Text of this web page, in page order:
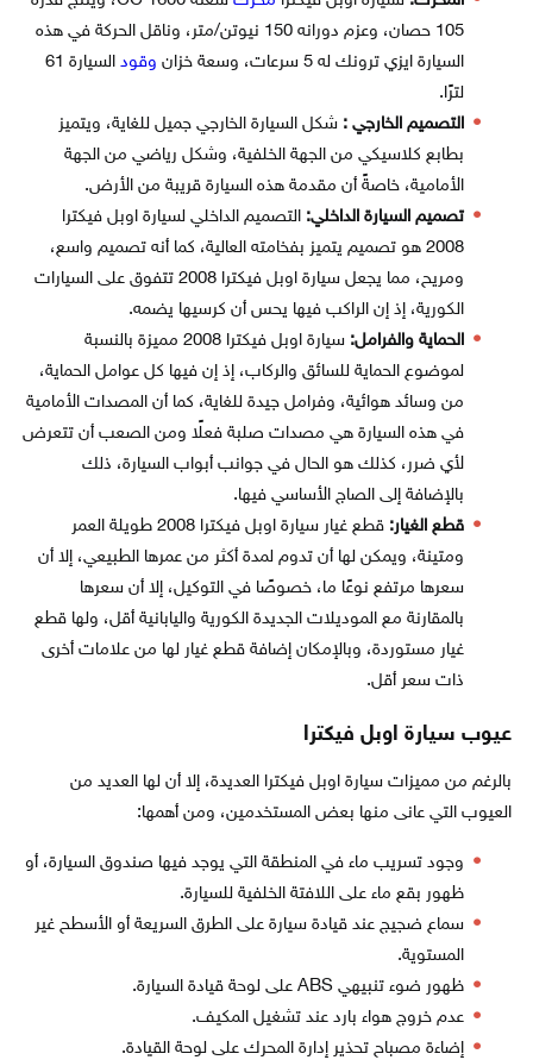
105 حصان، وعزم دورانه 150 نيوتن/متر، وناقل الحركة في هذه
السيارة ايزي ترونك له 5 سرعات، وسعة خزان
وقود
السيارة 61
لترًا.
التصميم الخارجي : شكل السيارة الخارجي جميل للغاية، ويتميز
بطابع كلاسيكي من الجهة الخلفية، وشكل رياضي من الجهة
الأمامية، خاصةً أن مقدمة هذه السيارة قريبة من الأرض.
تصميم السيارة الداخلي: التصميم الداخلي لسيارة اوبل فيكترا
2008 هو تصميم يتميز بفخامته العالية، كما أنه تصميم واسع،
ومريح، مما يجعل سيارة اوبل فيكترا 2008 تتفوق على السيارات
الكورية، إذ إن الراكب فيها يحس أن كرسيها يضمه.
الحماية والفرامل:
سيارة اوبل فيكترا 2008 مميزة بالنسبة
لموضوع الحماية للسائق والركاب، إذ إن فيها كل عوامل الحماية،
من وسائد هوائية، وفرامل جيدة للغاية، كما أن المصدات الأمامية
في هذه السيارة هي مصدات صلبة فعلًا ومن الصعب أن تتعرض
لأي ضرر، كذلك هو الحال في جوانب أبواب السيارة، ذلك
بالإضافة إلى الصاج الأساسي فيها.
قطع الغيار:
قطع غيار سيارة اوبل فيكترا 2008 طويلة العمر
ومتينة، ويمكن لها أن تدوم لمدة أكثر من عمرها الطبيعي، إلا أن
سعرها مرتفع نوعًا ما، خصوصًا في التوكيل، إلا أن سعرها
بالمقارنة مع الموديلات الجديدة الكورية واليابانية أقل، ولها قطع
غيار مستوردة، وبالإمكان إضافة قطع غيار لها من علامات أخرى
ذات سعر أقل.
عيوب سيارة اوبل فيكترا
بالرغم من مميزات سيارة اوبل فيكترا العديدة، إلا أن لها العديد من
العيوب التي عانى منها بعض المستخدمين، ومن أهمها:
وجود تسريب ماء في المنطقة التي يوجد فيها صندوق السيارة، أو
ظهور بقع ماء على اللافتة الخلفية للسيارة.
سماع ضجيج عند قيادة سيارة على الطرق السريعة أو الأسطح غير
المستوية.
ظهور ضوء تنبيهي ABS على لوحة قيادة السيارة.
عدم خروج هواء بارد عند تشغيل المكيف.
إضاءة مصباح تحذير إدارة المحرك على لوحة القيادة.